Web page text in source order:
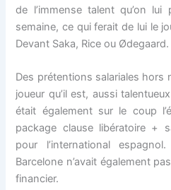
de l’immense talent qu’on
semaine, ce qui ferait de lui le
Devant Saka, Rice ou Ødegaard.
Des prétentions salariales hors
joueur qu’il est, aussi
était également sur le coup
package clause libératoire +
pour l’international
Barcelone n’avait également
financier.